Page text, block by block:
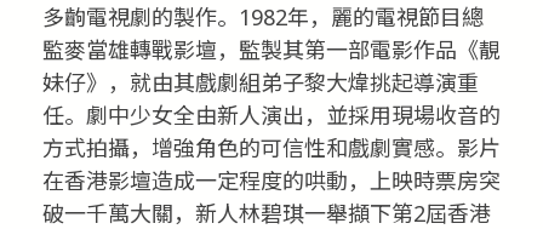
多齣電視劇的製作。1982年，麗的電視節目總
監麥當雄轉戰影壇，監製其第一部電影作品《靚
妹仔》，就由其戲劇組弟子黎大煒挑起導演重
任。劇中少女全由新人演出，並採用現場收音的
方式拍攝，增強角色的可信性和戲劇實感。影片
在香港影壇造成一定程度的哄動，上映時票房突
破一千萬大關，新人林碧琪一舉擷下第2屆香港